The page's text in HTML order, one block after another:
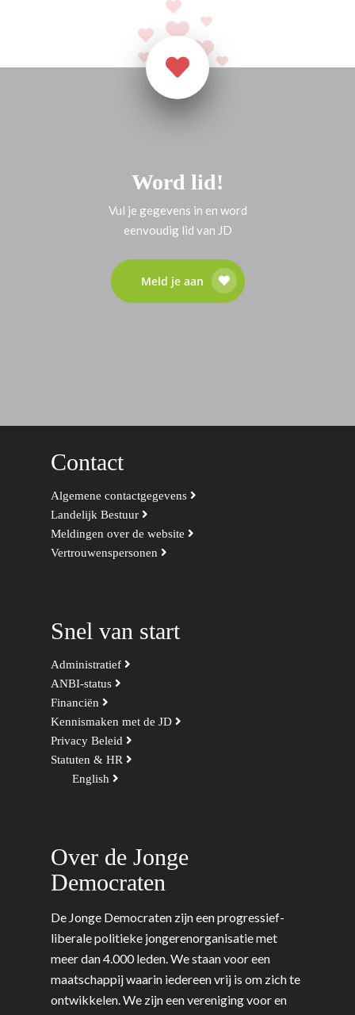
Word lid!
Vul je gegevens in en word
eenvoudig lid van JD
Meld je aan
Contact
Algemene contactgegevens
Landelijk Bestuur
Meldingen over de website
Vertrouwenspersonen
Snel van start
Administratief
ANBI-status
Financiën
Kennismaken met de JD
Privacy Beleid
Statuten & HR
English
Over de Jonge
Democraten
De Jonge Democraten zijn een progressief-
liberale politieke jongerenorganisatie met
meer dan 4.000 leden. We staan voor een
maatschappij waarin iedereen vrij is om zich te
ontwikkelen. We zijn een vereniging voor en